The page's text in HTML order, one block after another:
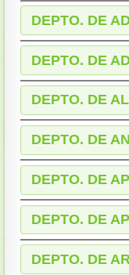
DEPTO. DE
DEPTO. DE
DEPTO. DE
DEPTO. DE
DEPTO. DE
DEPTO. DE
DEPTO. DE